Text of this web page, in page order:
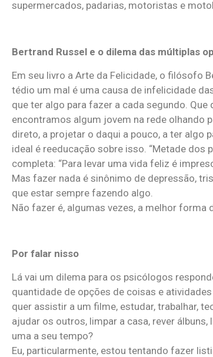
supermercados, padarias, motoristas e
Bertrand Russel e o dilema das múltiplas
Em seu livro a Arte da Felicidade, o filósofo
tédio um mal é uma causa de infelicidade
que ter algo para fazer a cada segundo.
encontramos algum jovem na rede olhando
direto, a projetar o daqui a pouco, a ter algo
ideal é reeducação sobre isso. “Metade dos
completa: “Para levar uma vida feliz é
Mas fazer nada é sinônimo de depressão,
que estar sempre fazendo algo.
Não fazer é, algumas vezes, a melhor forma
Por falar nisso
Lá vai um dilema para os psicólogos
quantidade de opções de coisas e
quer assistir a um filme, estudar, trabalhar,
ajudar os outros, limpar a casa, rever
uma a seu tempo?
Eu, particularmente, estou tentando fazer